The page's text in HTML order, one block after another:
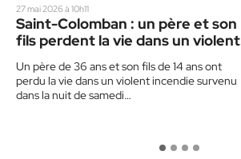
27 mai 2026 à 10h11
Saint-Colomban : un père et son
fils perdent la vie dans un violent
Un père de 36 ans et son fils de 14 ans ont
perdu la vie dans un violent incendie survenu
dans la nuit de samedi…